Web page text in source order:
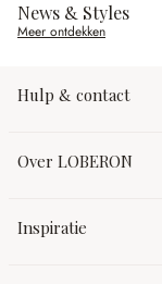
News & Styles
Meer ontdekken
Hulp & contact
Over LOBERON
Inspiratie